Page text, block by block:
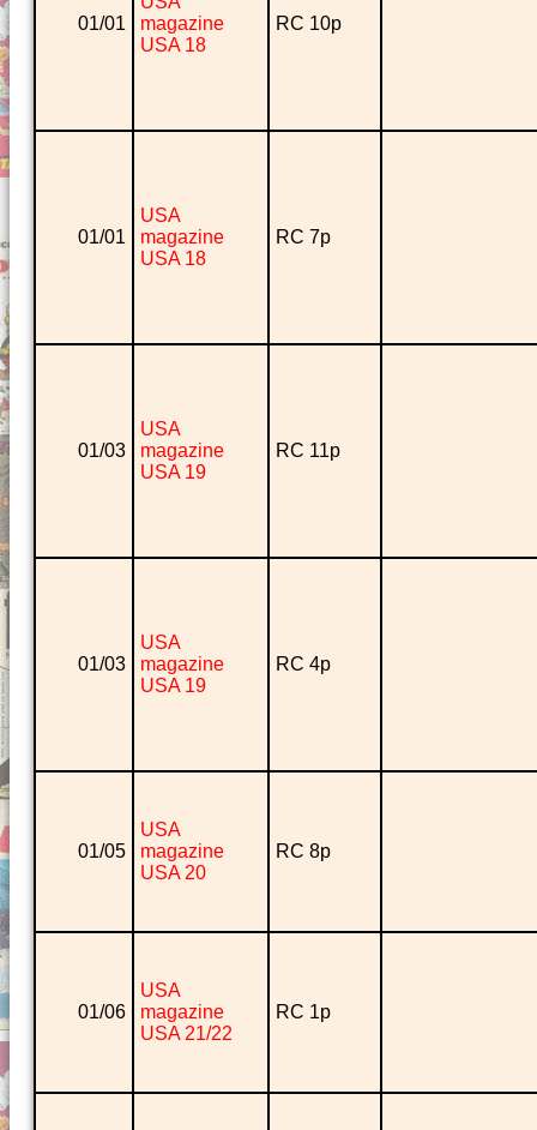
01/01
magazine
USA 18
RC 10p
01/01
USA
magazine
USA 18
RC 7p
01/03
USA
magazine
USA 19
RC 11p
01/03
USA
magazine
USA 19
RC 4p
01/05
USA
magazine
USA 20
RC 8p
01/06
USA
magazine
USA 21/22
RC 1p